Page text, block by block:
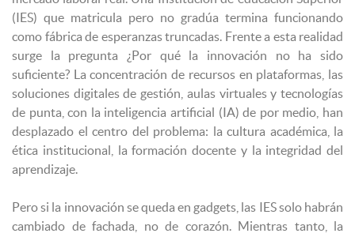
(IES) que matricula pero no gradúa termina funcionando
como fábrica de esperanzas truncadas. Frente a esta realidad
surge la pregunta ¿Por qué la innovación no ha sido
suficiente? La concentración de recursos en plataformas, las
soluciones digitales de gestión, aulas virtuales y tecnologías
de punta, con la inteligencia artificial (IA) de por medio, han
desplazado el centro del problema: la cultura académica, la
ética institucional, la formación docente y la integridad del
aprendizaje.
Pero si la innovación se queda en gadgets, las IES solo habrán
cambiado de fachada, no de corazón. Mientras tanto, la